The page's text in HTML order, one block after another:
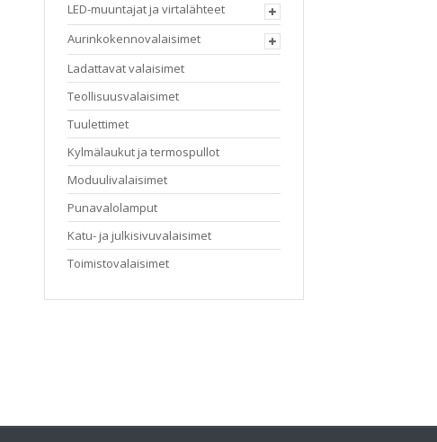
LED-muuntajat ja virtalähteet
Aurinkokennovalaisimet
Ladattavat valaisimet
Teollisuusvalaisimet
Tuulettimet
Kylmälaukut ja termospullot
Moduulivalaisimet
Punavalolamput
Katu- ja julkisivuvalaisimet
Toimistovalaisimet